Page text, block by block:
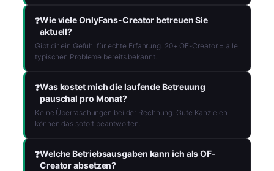
Wie viele OnlyFans-Creator betreuen Sie
aktuell?
Gibt dir ein Gefühl für echte Erfahrung. 20+ OF-Creator = alle
typischen Probleme bereits bekannt.
Was kostet mich die laufende Betreuung
pauschal pro Monat?
Keine Überraschungen bei der Rechnung. Gute Kanzleien
können das sofort beantworten.
Welche Betriebsausgaben kann ich als OF-
Creator absetzen?